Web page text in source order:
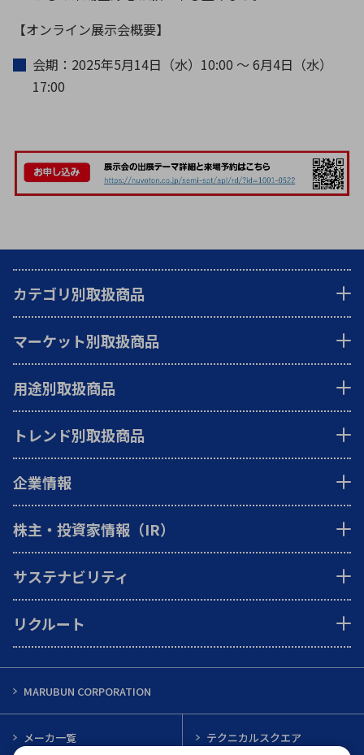
【オンライン展示会概要】
会期：2025年5月14日（水）10:00 ～ 6月4日（水）
17:00
カテゴリ別取扱商品
マーケット別取扱商品
用途別取扱商品
トレンド別取扱商品
企業情報
株主・投資家情報（IR）
サステナビリティ
リクルート
MARUBUN CORPORATION
メーカ一覧 テクニカルスクエア